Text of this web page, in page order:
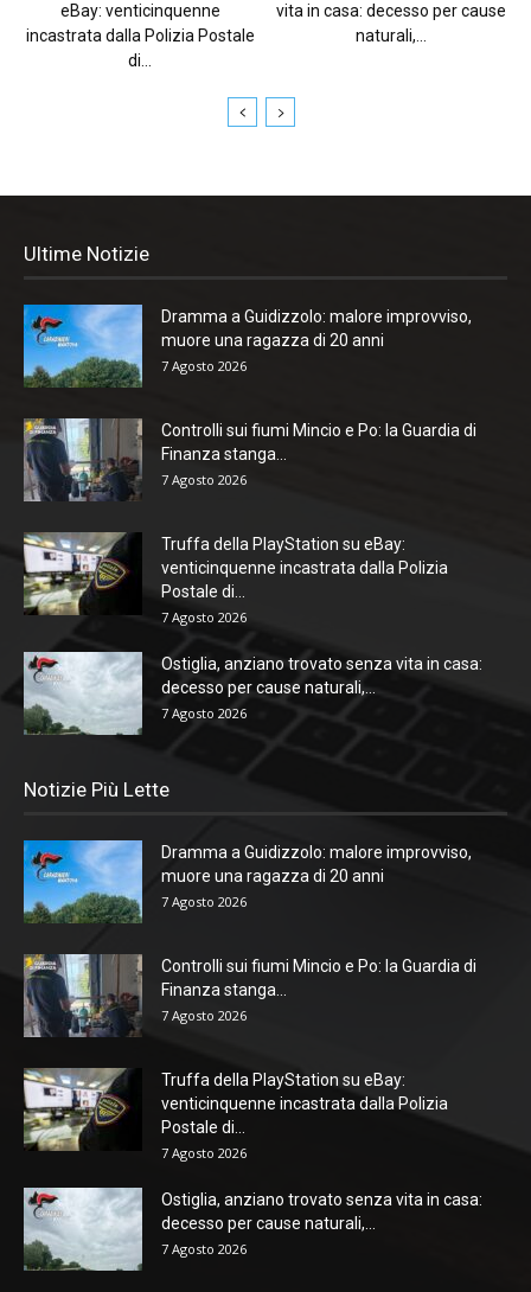
eBay: venticinquenne
incastrata dalla Polizia Postale
di...
vita in casa: decesso per cause
naturali,...
Ultime Notizie
Dramma a Guidizzolo: malore improvviso,
muore una ragazza di 20 anni
7 Agosto 2026
Controlli sui fiumi Mincio e Po: la Guardia di
Finanza stanga...
7 Agosto 2026
Truffa della PlayStation su eBay:
venticinquenne incastrata dalla Polizia
Postale di...
7 Agosto 2026
Ostiglia, anziano trovato senza vita in casa:
decesso per cause naturali,...
7 Agosto 2026
Notizie Più Lette
Dramma a Guidizzolo: malore improvviso,
muore una ragazza di 20 anni
7 Agosto 2026
Controlli sui fiumi Mincio e Po: la Guardia di
Finanza stanga...
7 Agosto 2026
Truffa della PlayStation su eBay:
venticinquenne incastrata dalla Polizia
Postale di...
7 Agosto 2026
Ostiglia, anziano trovato senza vita in casa:
decesso per cause naturali,...
7 Agosto 2026